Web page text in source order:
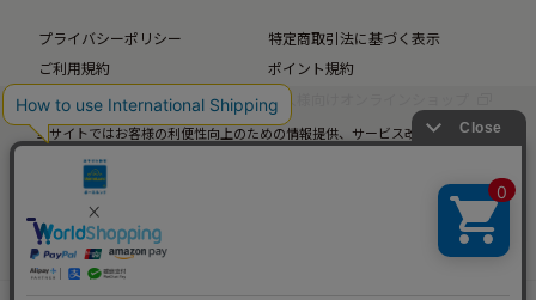
プライバシーポリシー
特定商取引法に基づく表示
ご利用規約
ポイント規約
企業サイト
法人様向けオンラインショップ
当サイトではお客様の利便性向上のための情報提供、サービス改善のための分
当サイトの閲覧を継続された場合、Cookieの使用にご同意いただいたものとみ
なします。
詳細については